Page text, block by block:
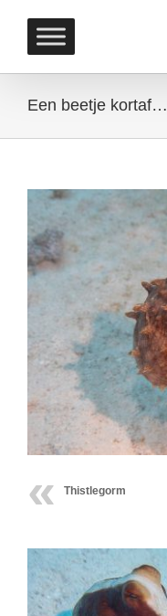
content
Een beetje kortaf…
View
Larger
Image
Thistlegorm